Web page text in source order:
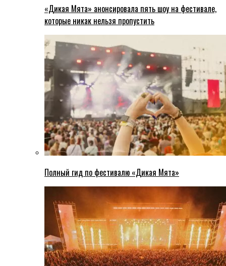
«Дикая Мята» анонсировала пять шоу на фестивале,
которые никак нельзя пропустить
Полный гид по фестивалю «Дикая Мята»